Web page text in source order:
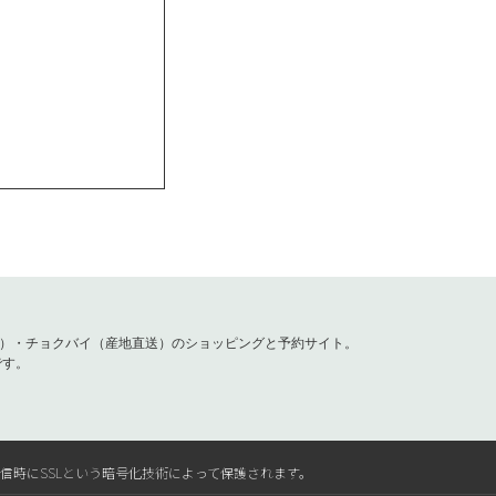
チョクバイ（産地直送）のショッピングと予約サイト。
。
にSSLという暗号化技術によって保護されます。